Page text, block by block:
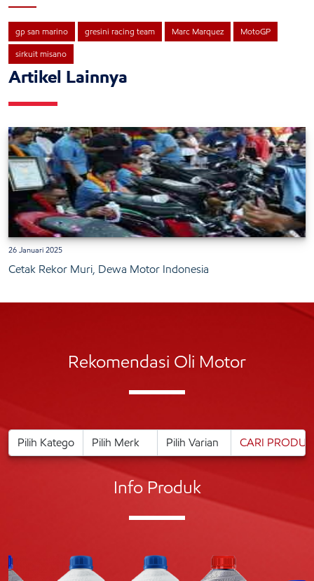
gp san marino gresini racing team Marc Marquez MotoGP
sirkuit misano
Artikel Lainnya
26 Januari 2025
Cetak Rekor Muri, Dewa Motor Indonesia
Rekomendasi Oli Motor
Info Produk